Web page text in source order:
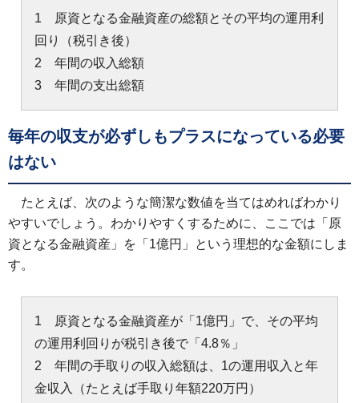
1 原資となる金融資産の総額とその平均の運用利
回り（税引き後）
2 年間の収入総額
3 年間の支出総額
毎年の収支が必ずしもプラスになっている必要
はない
たとえば、次のような簡潔な数値を当てはめればわかり
やすいでしょう。わかりやすくするために、ここでは「原
資となる金融資産」を「1億円」という理想的な金額にしま
す。
1 原資となる金融資産が「1億円」で、その平均
の運用利回りが税引き後で「4.8％」
2 年間の手取りの収入総額は、1の運用収入と年
金収入（たとえば手取り年額220万円）